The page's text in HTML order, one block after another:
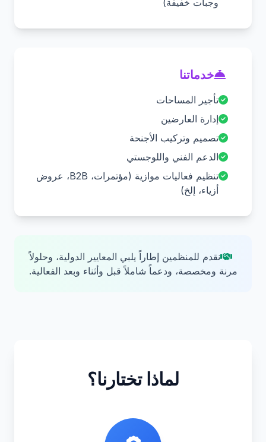
وجبات خفيفة)
خدماتنا
تأجير المساحات
إدارة العارضين
تصميم وتركيب الأجنحة
الدعم الفني واللوجستي
تنظيم فعاليات موازية (مؤتمرات، B2B، عروض
أزياء، إلخ)
نقدم للمنظمين إطاراً يلبي المعايير الدولية، وحلولاً
مرنة ومخصصة، ودعماً شاملاً قبل وأثناء وبعد الفعالية.
لماذا تختارنا؟